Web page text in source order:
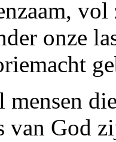
onze
mensen
van God